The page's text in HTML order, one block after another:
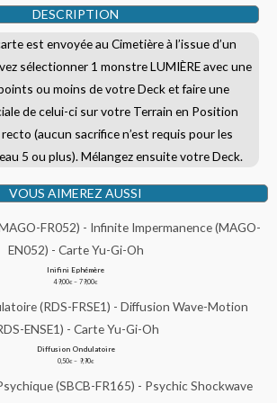
DESCRIPTION
est envoyée au Cimetière à l’issue d’un
sélectionner 1 monstre LUMIÈRE avec une
ou moins de votre Deck et faire une
de celui-ci sur votre Terrain en Position
(aucun sacrifice n’est requis pour les
5 ou plus). Mélangez ensuite votre Deck.
VOUS AIMEREZ AUSSI
Inifini Ephémère
49,00€ – 79,00€
Plage
prix :
79,00€
Diffusion Ondulatoire
0,50€ – 9,90€
Plage
prix :
9,90€